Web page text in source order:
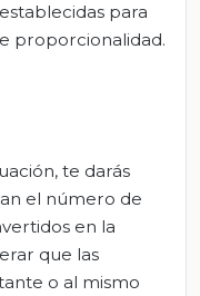
para
proporcionalidad.
te darás
el número de
en la
que las
o al mismo